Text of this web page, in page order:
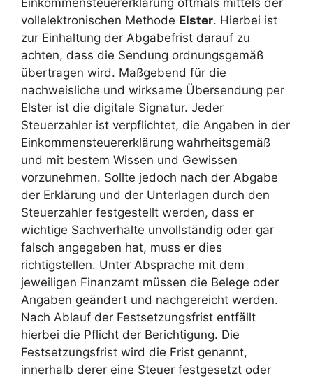
vollelektronischen Methode Elster. Hierbei ist
zur Einhaltung der Abgabefrist darauf zu
achten, dass die Sendung ordnungsgemäß
übertragen wird. Maßgebend für die
nachweisliche und wirksame Übersendung per
Elster ist die digitale Signatur. Jeder
Steuerzahler ist verpflichtet, die Angaben in der
Einkommensteuererklärung wahrheitsgemäß
und mit bestem Wissen und Gewissen
vorzunehmen. Sollte jedoch nach der Abgabe
der Erklärung und der Unterlagen durch den
Steuerzahler festgestellt werden, dass er
wichtige Sachverhalte unvollständig oder gar
falsch angegeben hat, muss er dies
richtigstellen. Unter Absprache mit dem
jeweiligen Finanzamt müssen die Belege oder
Angaben geändert und nachgereicht werden.
Nach Ablauf der Festsetzungsfrist entfällt
hierbei die Pflicht der Berichtigung. Die
Festsetzungsfrist wird die Frist genannt,
innerhalb derer eine Steuer festgesetzt oder